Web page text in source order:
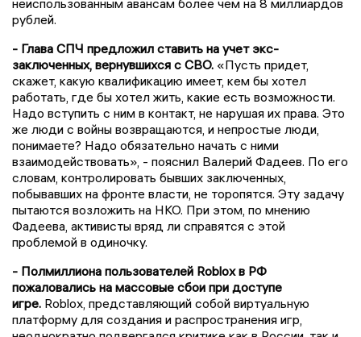
рублей.
- Глава СПЧ предложил ставить на учет экс-
заключенных, вернувшихся с СВО. «Пусть придет,
скажет, какую квалификацию имеет, кем бы хотел
работать, где бы хотел жить, какие есть возможности.
Надо вступить с ним в контакт, не нарушая их права. Это
же люди с войны возвращаются, и непростые люди,
понимаете? Надо обязательно начать с ними
взаимодействовать», - пояснил Валерий Фадеев. По его
словам, контролировать бывших заключенных,
побывавших на фронте власти, не торопятся. Эту задачу
пытаются возложить на НКО. При этом, по мнению
Фадеева, активисты вряд ли справятся с этой
проблемой в одиночку.
- Полмиллиона пользователей Roblox в РФ
пожаловались на массовые сбои при доступе
игре. Roblox, представляющий собой виртуальную
платформу для создания и распространения игр,